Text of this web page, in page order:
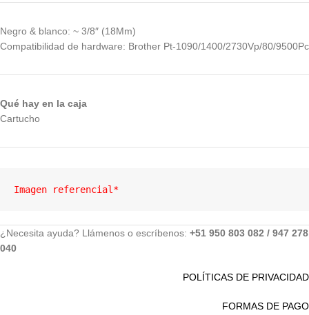
Negro & blanco: ~ 3/8″ (18Mm)
Compatibilidad de hardware: Brother Pt-1090/1400/2730Vp/80/9500Pc
Qué hay en la caja
Cartucho
Imagen referencial*
¿Necesita ayuda? Llámenos o escríbenos: +51 950 803 082 / 947 278
040
POLÍTICAS DE PRIVACIDAD
FORMAS DE PAGO